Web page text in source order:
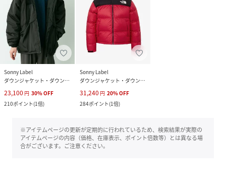
Sonny Label
ダウンジャケット・ダウンベスト
23,100 円 30%OFF
210ポイント(1倍)
Sonny Label
ダウンジャケット・ダウンベスト
31,240 円 20%OFF
284ポイント(1倍)
※アイテムページの更新が定期的に行われているため、検索結果が実際の
アイテムページの内容（価格、在庫表示、ポイント倍数等）とは異なる場
合がございます。ご注意ください。